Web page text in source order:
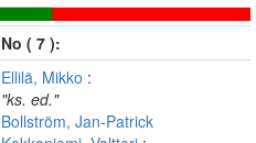
No ( 7 ):
Ellilä, Mikko :
"ks. ed."
Bollström, Jan-Patrick